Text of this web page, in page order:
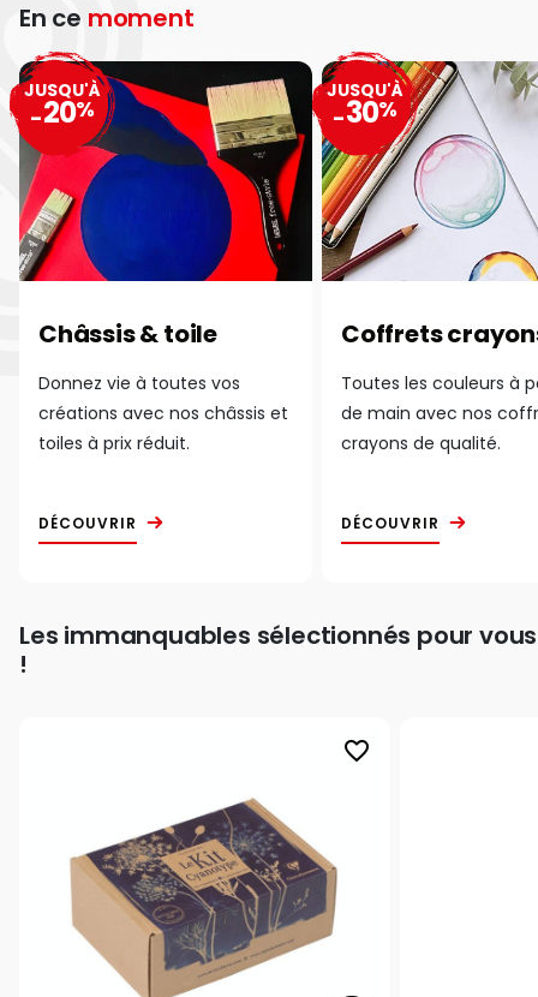
En ce moment
Châssis & toile
Donnez vie à toutes vos
créations avec nos châssis et
toiles à prix réduit.
DÉCOUVRIR
JUSQU'À
-20%
Coffrets
Toutes les couleurs à
de main avec nos
crayons de qualité.
DÉCOUVRIR
JUSQU'À
-30%
Les immanquables sélectionnés pour vous
!
favorite_border